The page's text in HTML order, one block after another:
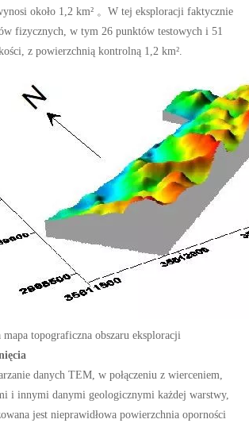
około 1,2 km² 。 W tej eksploracji faktycznie
fizycznych, w tym 26 punktów testowych i 51
z powierzchnią kontrolną 1,2 km²
topograficzna obszaru eksploracji
danych TEM, w połączeniu z wierceniem,
i innymi danymi geologicznymi każdej warstwy,
jest nieprawidłowa powierzchnia oporności